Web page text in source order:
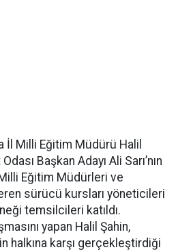
İl Milli Eğitim Müdürü Halil
Başkan Adayı Ali Sarı’nın
Eğitim Müdürleri ve
sürücü kursları yöneticileri
temsilcileri katıldı.
yapan Halil Şahin,
halkına karşı gerçekleştirdiği